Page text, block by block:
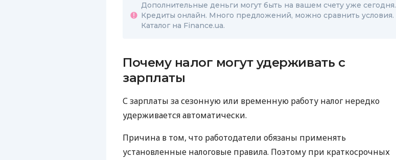
Дополнительные деньги могут быть на вашем счету уже сегодня.
Кредиты онлайн. Много предложений, можно сравнить условия.
Каталог на Finance.ua.
Почему налог могут удерживать с
зарплаты
С зарплаты за сезонную или временную работу налог нередко
удерживается автоматически.
Причина в том, что работодатели обязаны применять
установленные налоговые правила. Поэтому при краткосрочных